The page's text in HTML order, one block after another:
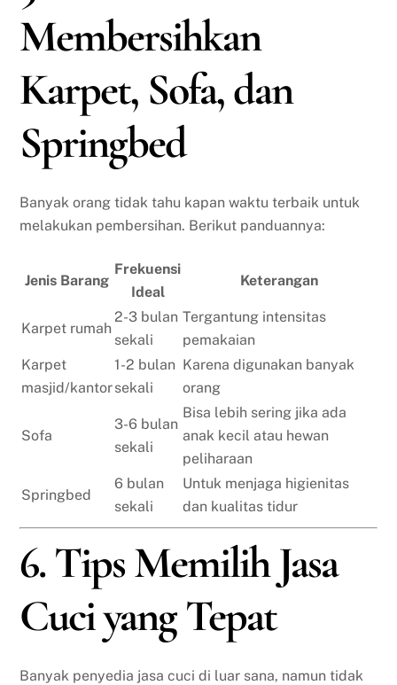
Membersihkan
Karpet, Sofa, dan
Springbed
Banyak orang tidak tahu kapan waktu terbaik untuk
melakukan pembersihan. Berikut panduannya:
Jenis Barang
Frekuensi
Ideal
Keterangan
Karpet rumah
2-3 bulan
sekali
Tergantung intensitas
pemakaian
Karpet
masjid/kantor
1-2 bulan
sekali
Karena digunakan banyak
orang
Sofa
3-6 bulan
sekali
Bisa lebih sering jika ada
anak kecil atau hewan
peliharaan
Springbed
6 bulan
sekali
Untuk menjaga higienitas
dan kualitas tidur
6. Tips Memilih Jasa
Cuci yang Tepat
Banyak penyedia jasa cuci di luar sana, namun tidak